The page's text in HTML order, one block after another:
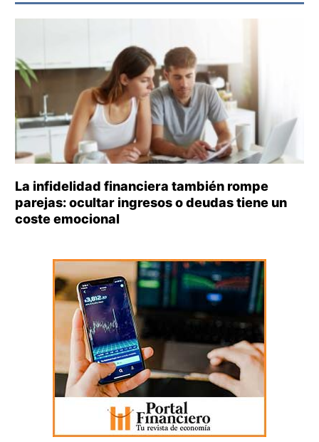
La infidelidad financiera también rompe
parejas: ocultar ingresos o deudas tiene un
coste emocional